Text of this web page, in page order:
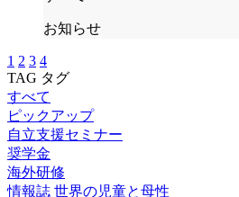
お知らせ
1 2 3 4
TAG タグ
すべて
ピックアップ
自立支援セミナー
奨学金
海外研修
情報誌 世界の児童と母性